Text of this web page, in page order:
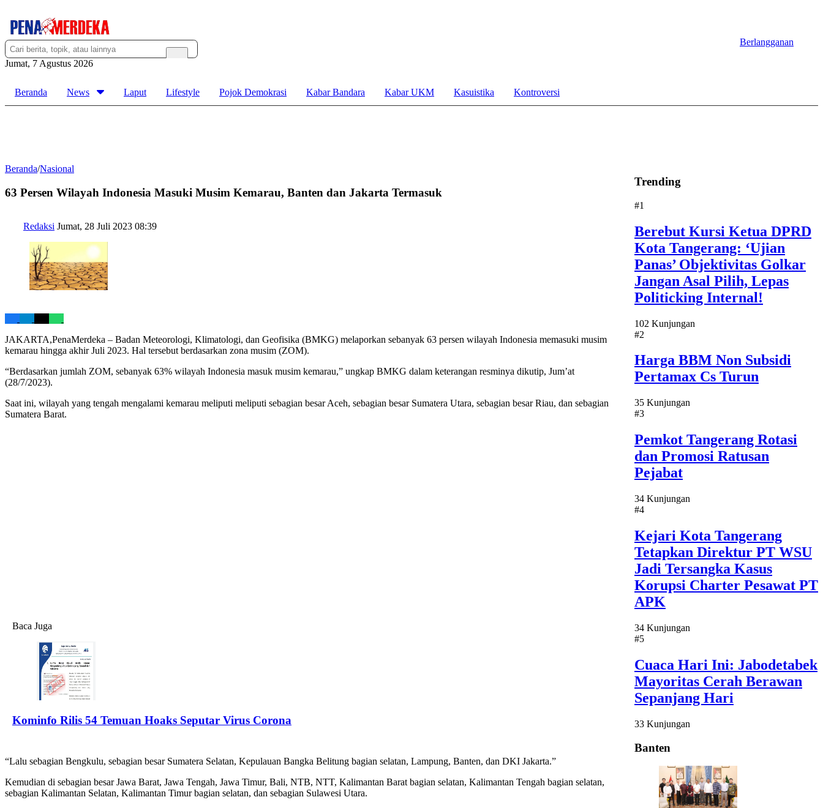
Jumat, 7 Agustus 2026
Berlangganan
Beranda News Laput Lifestyle Pojok Demokrasi Kabar Bandara Kabar UKM Kasuistika Kontroversi
Beranda/Nasional
63 Persen Wilayah Indonesia Masuki Musim Kemarau, Banten dan Jakarta Termasuk
Redaksi Jumat, 28 Juli 2023 08:39
JAKARTA,PenaMerdeka – Badan Meteorologi, Klimatologi, dan Geofisika (BMKG) melaporkan sebanyak 63 persen wilayah Indonesia memasuki musim
kemarau hingga akhir Juli 2023. Hal tersebut berdasarkan zona musim (ZOM).
“Berdasarkan jumlah ZOM, sebanyak 63% wilayah Indonesia masuk musim kemarau,” ungkap BMKG dalam keterangan resminya dikutip, Jum’at
(28/7/2023).
Saat ini, wilayah yang tengah mengalami kemarau meliputi meliputi sebagian besar Aceh, sebagian besar Sumatera Utara, sebagian besar Riau, dan sebagian
Sumatera Barat.
Baca Juga
Kominfo Rilis 54 Temuan Hoaks Seputar Virus Corona
“Lalu sebagian Bengkulu, sebagian besar Sumatera Selatan, Kepulauan Bangka Belitung bagian selatan, Lampung, Banten, dan DKI Jakarta.”
Kemudian di sebagian besar Jawa Barat, Jawa Tengah, Jawa Timur, Bali, NTB, NTT, Kalimantan Barat bagian selatan, Kalimantan Tengah bagian selatan,
sebagian Kalimantan Selatan, Kalimantan Timur bagian selatan, dan sebagian Sulawesi Utara.
Trending
#1
Berebut Kursi Ketua DPRD
Kota Tangerang: ‘Ujian
Panas’ Objektivitas Golkar
Jangan Asal Pilih, Lepas
Politicking Internal!
102 Kunjungan
#2
Harga BBM Non Subsidi
Pertamax Cs Turun
35 Kunjungan
#3
Pemkot Tangerang Rotasi
dan Promosi Ratusan
Pejabat
34 Kunjungan
#4
Kejari Kota Tangerang
Tetapkan Direktur PT WSU
Jadi Tersangka Kasus
Korupsi Charter Pesawat PT
APK
34 Kunjungan
#5
Cuaca Hari Ini: Jabodetabek
Mayoritas Cerah Berawan
Sepanjang Hari
33 Kunjungan
Banten